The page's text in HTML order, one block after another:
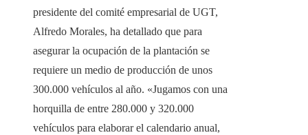
presidente del comité empresarial de UGT,
Alfredo Morales, ha detallado que para
asegurar la ocupación de la plantación se
requiere un medio de producción de unos
300.000 vehículos al año. «Jugamos con una
horquilla de entre 280.000 y 320.000
vehículos para elaborar el calendario anual,